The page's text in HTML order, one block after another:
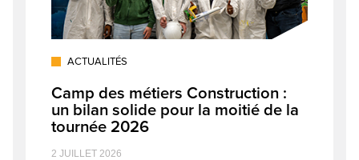
ACTUALITÉS
Camp des métiers Construction :
un bilan solide pour la moitié de la
tournée 2026
2 JUILLET 2026